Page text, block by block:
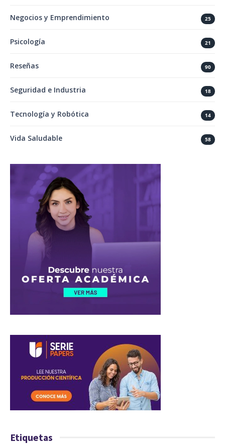
Negocios y Emprendimiento 25
Psicología 21
Reseñas 90
Seguridad e Industria 18
Tecnología y Robótica 14
Vida Saludable 58
Etiquetas